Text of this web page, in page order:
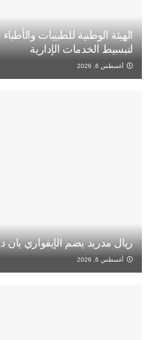
الهيئة الوطنية للطبيبات
لتبسيط الخدمات الإدارية
أغسطس 6, 2026
ريال مدريد يضم الإيفواري يان
أغسطس 6, 2026